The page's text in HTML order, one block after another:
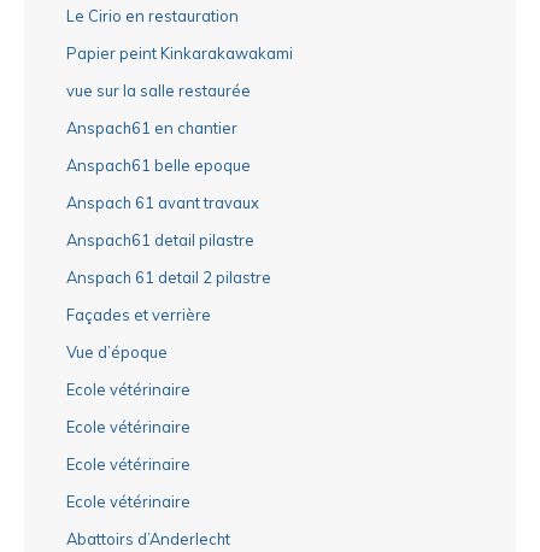
Le Cirio en restauration
Papier peint Kinkarakawakami
vue sur la salle restaurée
Anspach61 en chantier
Anspach61 belle epoque
Anspach 61 avant travaux
Anspach61 detail pilastre
Anspach 61 detail 2 pilastre
Façades et verrière
Vue d’époque
Ecole vétérinaire
Ecole vétérinaire
Ecole vétérinaire
Ecole vétérinaire
Abattoirs d’Anderlecht